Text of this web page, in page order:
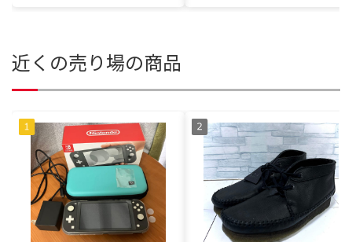
近くの売り場の商品